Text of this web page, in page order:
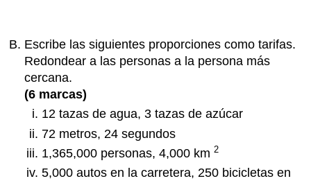
Escribe las siguientes proporciones como tarifas.
Redondear a las personas a la persona más
cercana.
(6 marcas)
12 tazas de agua, 3 tazas de azúcar
72 metros, 24 segundos
1,365,000 personas, 4,000 km 2
5,000 autos en la carretera, 250 bicicletas en